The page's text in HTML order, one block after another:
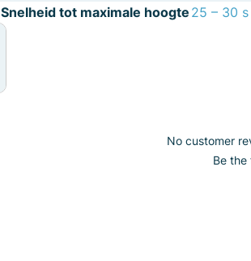
Snelheid tot maximale hoogte 25 – 30 s
No customer
Be the